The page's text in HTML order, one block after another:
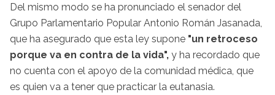
Del mismo modo se ha pronunciado el senador del
Grupo Parlamentario Popular Antonio Román Jasanada,
que ha asegurado que esta ley supone "un retroceso
porque va en contra de la vida", y ha recordado que
no cuenta con el apoyo de la comunidad médica, que
es quien va a tener que practicar la eutanasia.